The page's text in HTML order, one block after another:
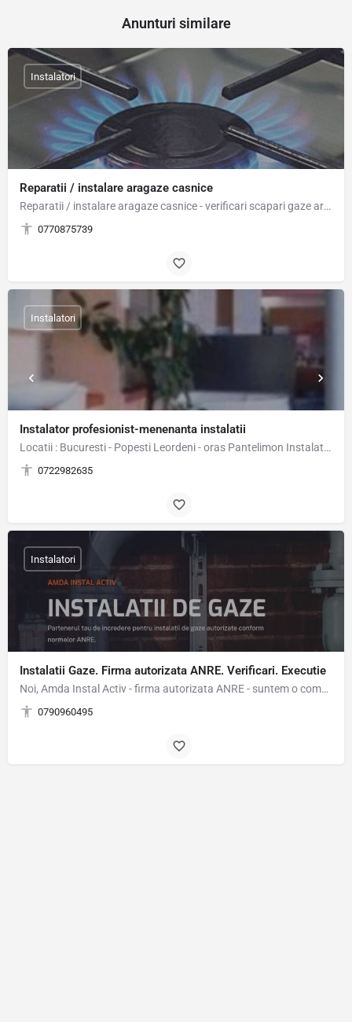
Anunturi similare
Reparatii / instalare aragaze casnice
Reparatii / instalare aragaze casnice - verificari scapari gaze aragaz, reglaje - curatare - schimbari duze…
0770875739
Instalatori
Instalator profesionist-menenanta instalatii
Locatii : Bucuresti - Popesti Leordeni - oras Pantelimon Instalator _Reparatii instalatii…
0722982635
Instalatori
Instalatii Gaze. Firma autorizata ANRE. Verificari. Executie
Noi, Amda Instal Activ - firma autorizata ANRE - suntem o companie de TOP specializata in proiectarea,…
0790960495
Instalatori